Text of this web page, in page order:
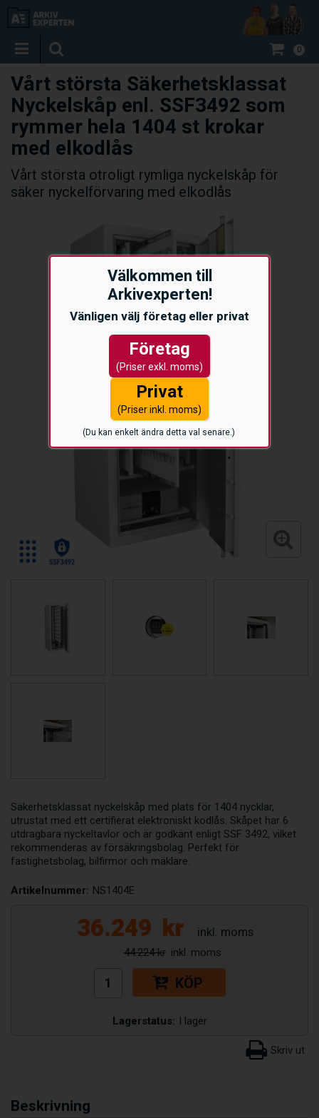
Välkommen till
Arkivexperten!
Vänligen välj företag eller privat
Företag
(Priser exkl. moms)
Privat
(Priser inkl. moms)
(Du kan enkelt ändra detta val senare.)
0
Vårt största Säkerhetsklassat
Nyckelskåp enl. SSF3492 som
rymmer hela 1404 st krokar
med elkodlås
Vårt största otroligt rymliga nyckelskåp för
säker nyckelförvaring med elkodlås
Säkerhetsklassat nyckelskåp med plats för 1404 nycklar,
utrustat med ett certifierat elektroniskt kodlås. Skåpet har 6
utdragbara nyckeltavlor och är godkänt enligt SSF 3492, vilket
rekommenderas av försäkringsbolag. Perfekt för
fastighetsbolag, bilfirmor och mäklare.
Artikelnummer: NS1404E
36.249 kr
44.224 kr
KÖP
Lagerstatus: I lager
Beskrivning